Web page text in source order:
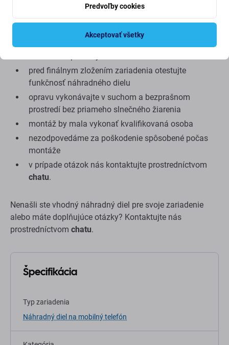
na demontáž a montáž použite vhodné servisné
pred finálnym zložením zariadenia otestujte
funkčnosť náhradného dielu
opravu vykonávajte v suchom a bezprašnom
prostredí bez priameho slnečného žiarenia
montáž by mala vykonať kvalifikovaná osoba
nezodpovedáme za poškodenie spôsobené počas
montáže
v prípade otázok nás kontaktujte prostredníctvom
chatu.
Nenašli ste vhodný náhradný diel pre svoje zariadenie
alebo máte doplňujúce otázky? Kontaktujte nás
prostredníctvom chatu.
Špecifikácia
Typ zariadenia
Náhradný diel na mobilný telefón
Predvoľby cookies
Akceptovať všetky